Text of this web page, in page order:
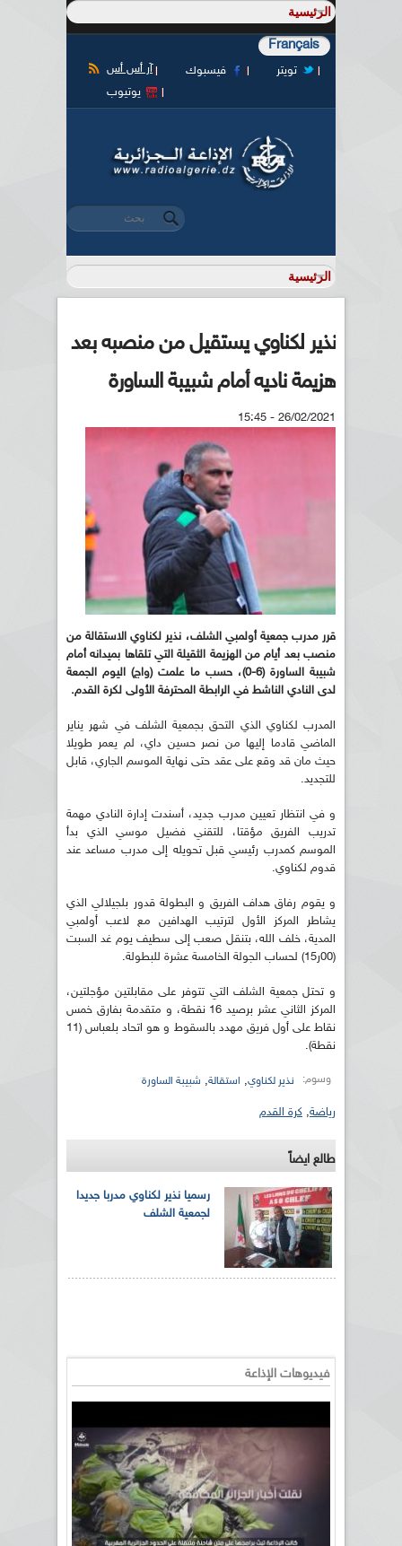
Français
آر أس أس فيسبوك
تويتر
يوتيوب
استمارة البحث
‏بحث ‏
نذير لكناوي يستقيل من منصبه بعد
هزيمة ناديه أمام شبيبة الساورة
26/02/2021 - 15:45
قرر مدرب جمعية أولمبي الشلف، نذير لكناوي الاستقالة من
منصب بعد أيام من الهزيمة الثقيلة التي تلقاها بميدانه أمام
شبيبة الساورة (6-0)، حسب ما علمت (واج) اليوم الجمعة
لدى النادي الناشط في الرابطة المحترفة الأولى لكرة القدم.
المدرب لكناوي الذي التحق بجمعية الشلف في شهر يناير
الماضي قادما إليها من نصر حسين داي، لم يعمر طويلا
حيث مان قد وقع على عقد حتى نهاية الموسم الجاري، قابل
للتجديد.
و في انتظار تعيين مدرب جديد، أسندت إدارة النادي مهمة
تدريب الفريق مؤقتا، للتقني فضيل موسي الذي بدأ
الموسم كمدرب رئيسي قبل تحويله إلى مدرب مساعد عند
قدوم لكناوي.
و يقوم رفاق هداف الفريق و البطولة قدور بلجيلالي الذي
يشاطر المركز الأول لترتيب الهدافين مع لاعب أولمبي
المدية، خلف الله، بتنقل صعب إلى سطيف يوم غد السبت
(00ر15) لحساب الجولة الخامسة عشرة للبطولة.
و تحتل جمعية الشلف التي تتوفر على مقابلتين مؤجلتين،
المركز الثاني عشر برصيد 16 نقطة، و متقدمة بفارق خمس
نقاط على أول فريق مهدد بالسقوط و هو اتحاد بلعباس (11
نقطة).
وسوم: نذير لكناوي, استقالة, شبيبة الساورة
رياضة, كرة القدم
طالع ايضاً
رسميا نذير لكناوي مدربا جديدا
لجمعية الشلف
فيديوهات الإذاعة